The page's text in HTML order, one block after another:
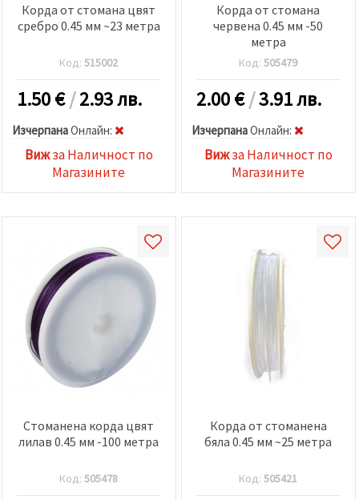
Корда от стомана цвят
сребро 0.45 мм ~23 метра
Код:515002
1.50€/2.93 лв.
ИзчерпанаOнлайн:
Вижза Наличност по
Магазините
Корда от стомана
червена 0.45 мм -50
метра
Код:505479
2.00€/3.91 лв.
ИзчерпанаOнлайн:
Вижза Наличност по
Магазините
Стоманена корда цвят
лилав 0.45 мм -100 метра
Код:505478
Корда от стоманена
бяла 0.45 мм ~25 метра
Код:505421